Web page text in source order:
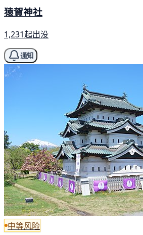
猿賀神社
1,231起出没
通知
中等风险